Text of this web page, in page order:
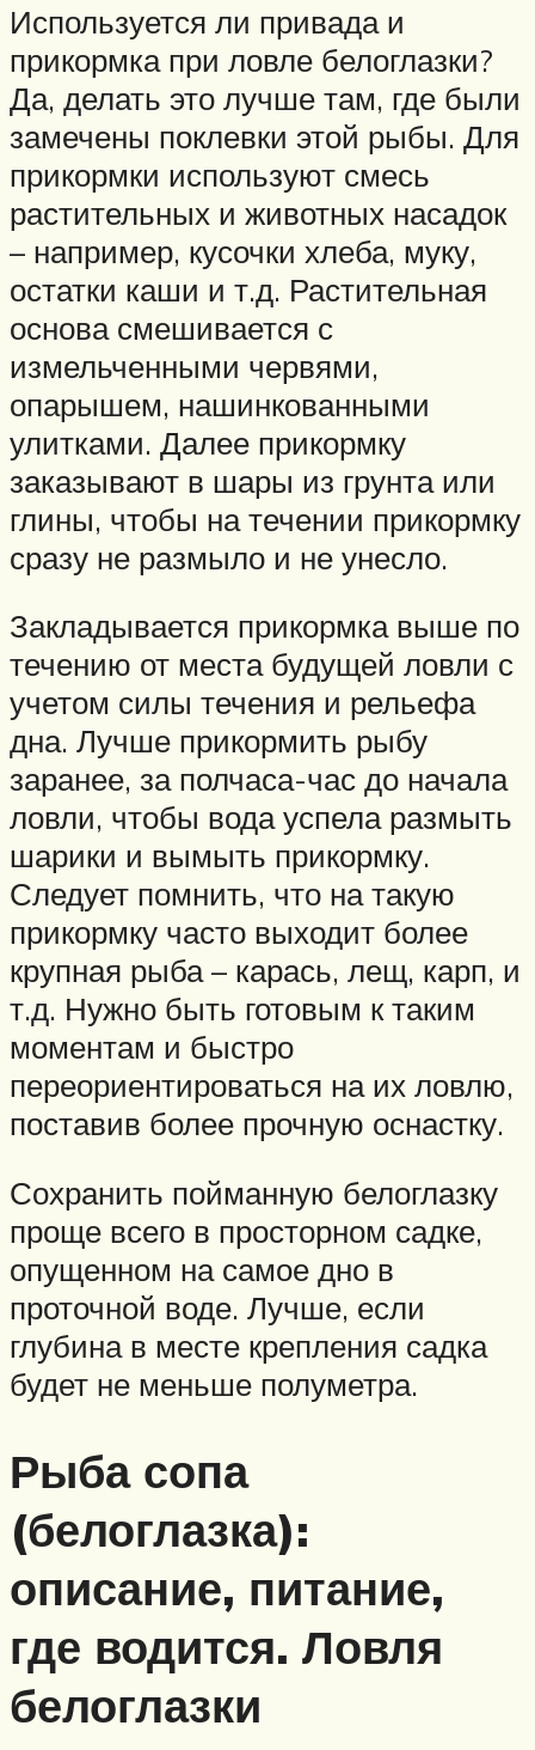
Используется ли привада и
прикормка при ловле белоглазки?
Да, делать это лучше там, где были
замечены поклевки этой рыбы. Для
прикормки используют смесь
растительных и животных насадок
– например, кусочки хлеба, муку,
остатки каши и т.д. Растительная
основа смешивается с
измельченными червями,
опарышем, нашинкованными
улитками. Далее прикормку
заказывают в шары из грунта или
глины, чтобы на течении прикормку
сразу не размыло и не унесло.
Закладывается прикормка выше по
течению от места будущей ловли с
учетом силы течения и рельефа
дна. Лучше прикормить рыбу
заранее, за полчаса-час до начала
ловли, чтобы вода успела размыть
шарики и вымыть прикормку.
Следует помнить, что на такую
прикормку часто выходит более
крупная рыба – карась, лещ, карп, и
т.д. Нужно быть готовым к таким
моментам и быстро
переориентироваться на их ловлю,
поставив более прочную оснастку.
Сохранить пойманную белоглазку
проще всего в просторном садке,
опущенном на самое дно в
проточной воде. Лучше, если
глубина в месте крепления садка
будет не меньше полуметра.
Рыба сопа
(белоглазка):
описание, питание,
где водится. Ловля
белоглазки